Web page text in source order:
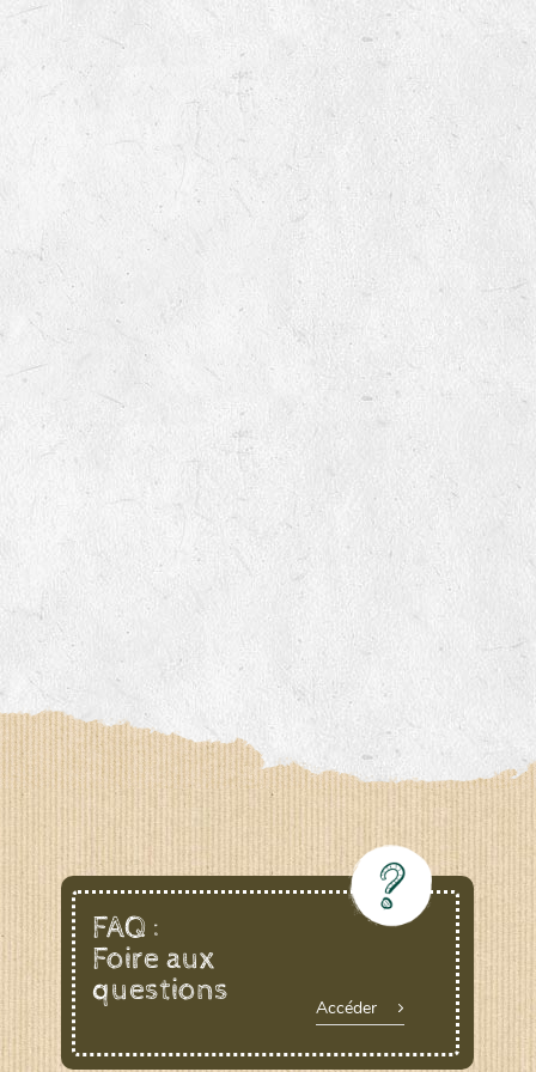
variétés non inscrites au
catalogue officiel ?
Mes semences germeront-
elles encore l'année
prochaine ?
Qu’est-ce qu’une variété non
inscrite ?
Pourquoi vendez-vous des
semences non inscrites au
catalogue officiel ?
9
Quels sont le montant des
frais de port
FAQ :
Foire aux
questions
Accéder